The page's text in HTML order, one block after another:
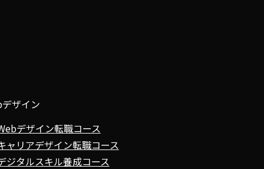
ザイン
デザイン転職コース
ャリアデザイン転職コース
ジタルスキル養成コース